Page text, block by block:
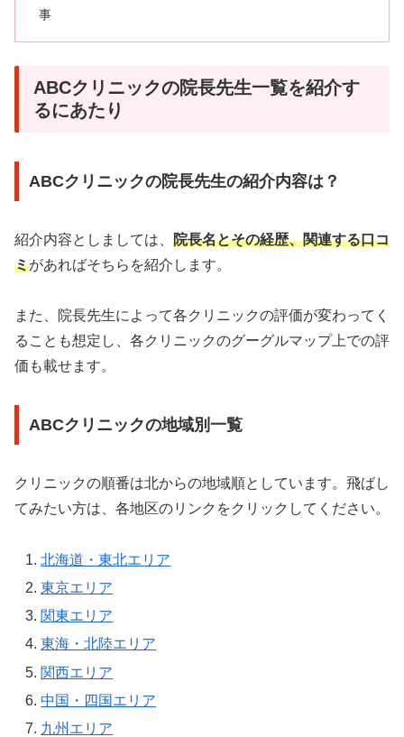
事
ABCクリニックの院長先生一覧を紹介す
るにあたり
ABCクリニックの院長先生の紹介内容は？
紹介内容としましては、 院長名とその経歴、関連する口コ
ミがあればそちらを紹介します。
また、院長先生によって各クリニックの評価が変わってく
ることも想定し、各クリニックのグーグルマップ上での評
価も載せます。
ABCクリニックの地域別一覧
クリニックの順番は北からの地域順としています。飛ばし
てみたい方は、各地区のリンクをクリックしてください。
北海道・東北エリア
東京エリア
関東エリア
東海・北陸エリア
関西エリア
中国・四国エリア
九州エリア